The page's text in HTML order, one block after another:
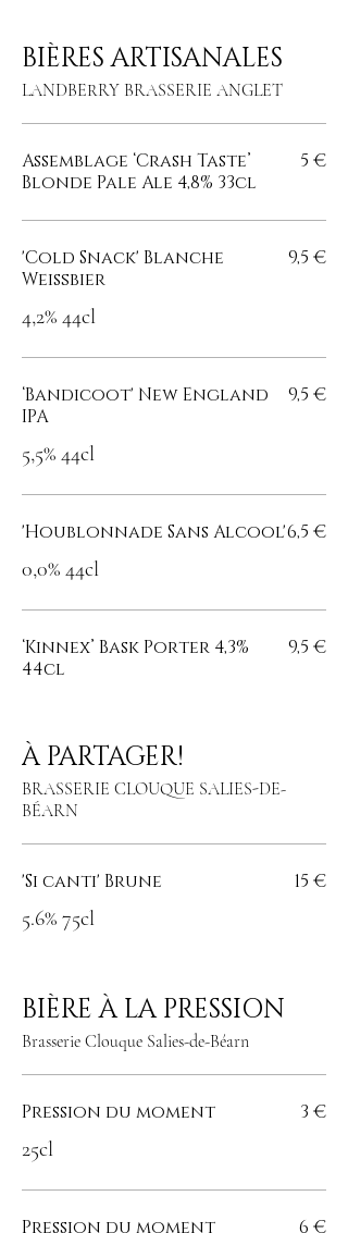
BIÈRES ARTISANALES
LANDBERRY BRASSERIE ANGLET
Assemblage ‘Crash Taste’
Blonde Pale Ale 4,8% 33cl
5 €
'Cold Snack' Blanche
Weißbier
4,2% 44cl
9,5 €
‘Bandicoot' New England
IPA
5,5% 44cl
9,5 €
'Houblonnade Sans Alcool'
0,0% 44cl
6,5 €
‘Kinnex’ Bask Porter 4,3%
44cl
9,5 €
À PARTAGER!
BRASSERIE CLOUQUE SALIES-DE-
BÉARN
'Si canti' Brune
5.6% 75cl
15 €
BIÈRE À LA PRESSION
Brasserie Clouque Salies-de-Béarn
Pression du moment
25cl
3 €
Pression du moment 6 €